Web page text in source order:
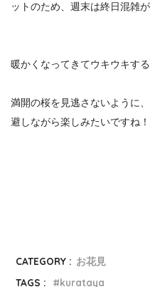
ットのため、 週末は終日混雑
暖かくなってきてウキウキする
満開の桜を見逃さないように
避しながら楽しみたいですね！
CATEGORY : お花見
TAGS :
kurataya